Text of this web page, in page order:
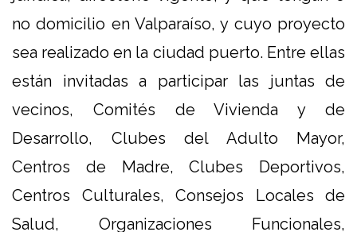
no domicilio en Valparaíso, y cuyo proyecto
sea realizado en la ciudad puerto. Entre ellas
están invitadas a participar las juntas de
vecinos, Comités de Vivienda y de
Desarrollo, Clubes del Adulto Mayor,
Centros de Madre, Clubes Deportivos,
Centros Culturales, Consejos Locales de
Salud, Organizaciones Funcionales,